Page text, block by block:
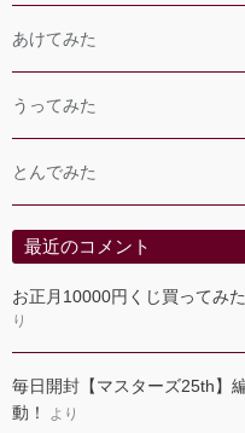
あけてみた
うってみた
とんでみた
最近のコメント
お正月10000円くじ買ってみた
り
毎日開封【マスターズ25th】
動！
より